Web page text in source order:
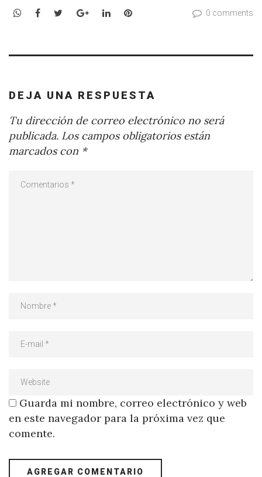
WhatsApp
Facebook
TwitterGoogle+LinkedInPinterest 0 comments
DEJA UNA RESPUESTA
Tu dirección de correo electrónico no será
publicada. Los campos obligatorios están
marcados con *
Guarda mi nombre, correo electrónico y web
en este navegador para la próxima vez que
comente.